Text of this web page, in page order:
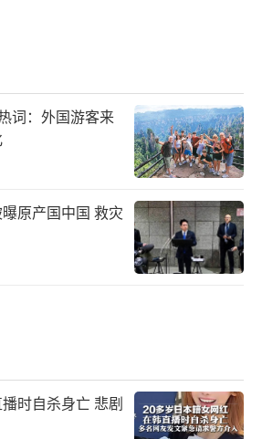
词：外国游客来
原产国中国 救灾
时自杀身亡 悲剧